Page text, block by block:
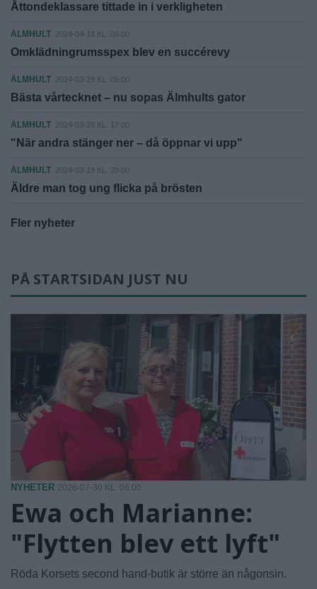
Åttondeklassare tittade in i verkligheten
ÄLMHULT 2024-04-18 KL. 06:00
Omklädningrumsspex blev en succérevy
ÄLMHULT 2024-03-29 KL. 05:00
Bästa vårtecknet – nu sopas Älmhults gator
ÄLMHULT 2024-03-20 KL. 17:00
"När andra stänger ner – då öppnar vi upp"
ÄLMHULT 2024-03-19 KL. 20:00
Äldre man tog ung flicka på brösten
Fler nyheter
PÅ STARTSIDAN JUST NU
NYHETER 2026-07-30 KL. 06:00
Ewa och Marianne:
"Flytten blev ett lyft"
Röda Korsets second hand-butik är större än någonsin.